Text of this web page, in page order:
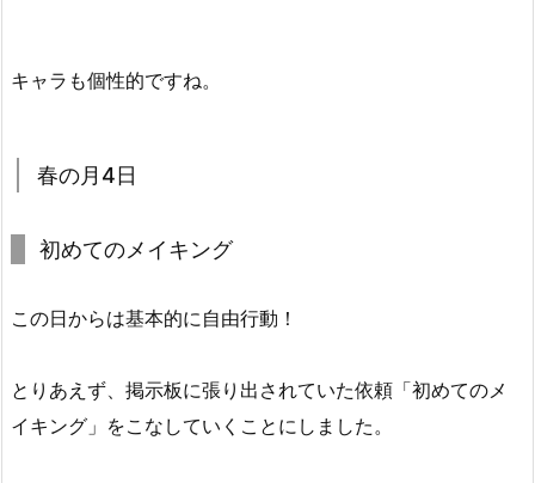
キャラも個性的ですね。
春の月4日
初めてのメイキング
この日からは基本的に自由行動！
とりあえず、掲示板に張り出されていた依頼「初めてのメ
イキング」をこなしていくことにしました。